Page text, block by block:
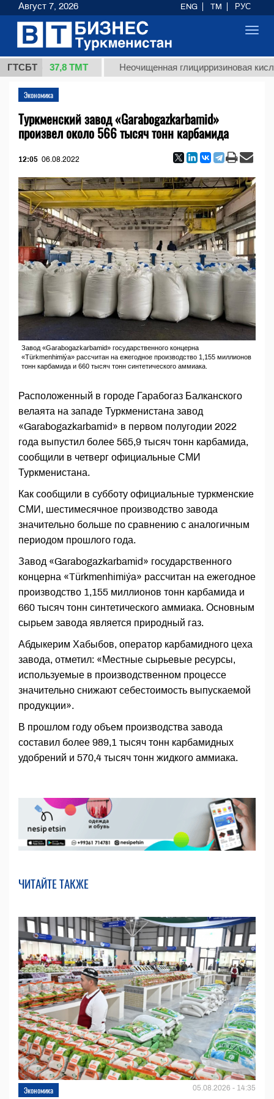
ГТСБТ
37,8 ТМТ Неочищенная глицирризиновая кислота
Экономика
Туркменский завод «Garabogazkarbamid»
произвел около 566 тысяч тонн карбамида
12:05 06.08.2022
Завод «Garabogazkarbamid» государственного концерна
«Türkmenhimiýa» рассчитан на ежегодное производство 1,155 миллионов
тонн карбамида и 660 тысяч тонн синтетического аммиака.
Расположенный в городе Гарабогаз Балканского
велаята на западе Туркменистана завод
«Garabogazkarbamid» в первом полугодии 2022
года выпустил более 565,9 тысяч тонн карбамида,
сообщили в четверг официальные СМИ
Туркменистана.
Как сообщили в субботу официальные туркменские
СМИ, шестимесячное производство завода
значительно больше по сравнению с аналогичным
периодом прошлого года.
Завод «Garabogazkarbamid» государственного
концерна «Türkmenhimiýa» рассчитан на ежегодное
производство 1,155 миллионов тонн карбамида и
660 тысяч тонн синтетического аммиака. Основным
сырьем завода является природный газ.
Абдыкерим Хабыбов, оператор карбамидного цеха
завода, отметил: «Местные сырьевые ресурсы,
используемые в производственном процессе
значительно снижают себестоимость выпускаемой
продукции».
В прошлом году объем производства завода
составил более 989,1 тысяч тонн карбамидных
удобрений и 570,4 тысяч тонн жидкого аммиака.
ЧИТАЙТЕ ТАКЖЕ
Экономика 05.08.2026 - 14:35
Август 7, 2026 ENG TM РУС